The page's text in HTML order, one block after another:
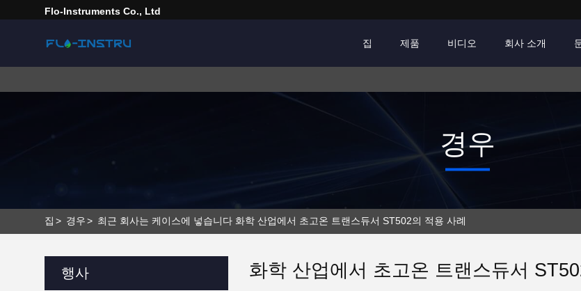
Flo-Instruments Co., Ltd
집 제품 비디오 회사 소개
경우
집 > 경우> 최근 회사는 케이스에 넣습니다 화학 산업에서 초고온 트랜스듀서 ST502의 적용 사례
행사 화학 산업에서 초고온 트랜스듀서